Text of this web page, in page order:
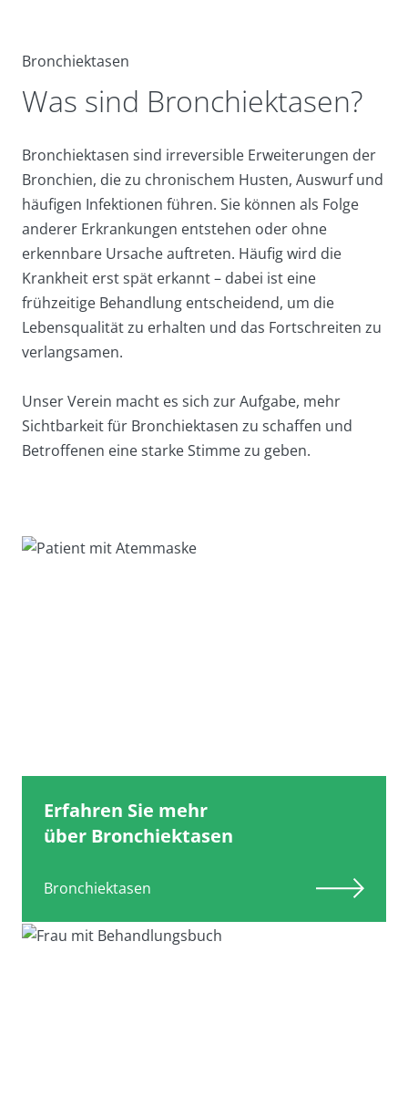
Bronchiektasen
Was sind Bronchiektasen?
Bronchiektasen sind irreversible Erweiterungen der
Bronchien, die zu chronischem Husten, Auswurf und
häufigen Infektionen führen. Sie können als Folge
anderer Erkrankungen entstehen oder ohne
erkennbare Ursache auftreten. Häufig wird die
Krankheit erst spät erkannt – dabei ist eine
frühzeitige Behandlung entscheidend, um die
Lebensqualität zu erhalten und das Fortschreiten zu
verlangsamen.
Unser Verein macht es sich zur Aufgabe, mehr
Sichtbarkeit für Bronchiektasen zu schaffen und
Betroffenen eine starke Stimme zu geben.
Erfahren Sie mehr
über Bronchiektasen
Bronchiektasen